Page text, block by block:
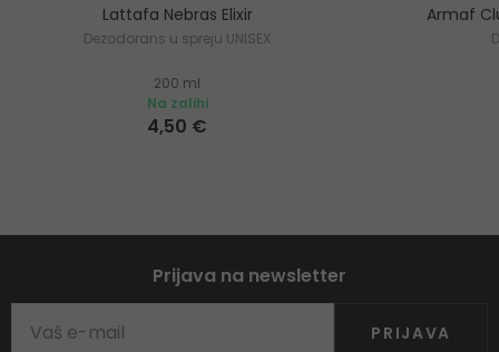
Lattafa Nebras Elixir
Dezodorans u spreju UNISEX
200 ml
Na zalihi
4,50 €
Armaf
Prijava na newsletter
PRIJAVA